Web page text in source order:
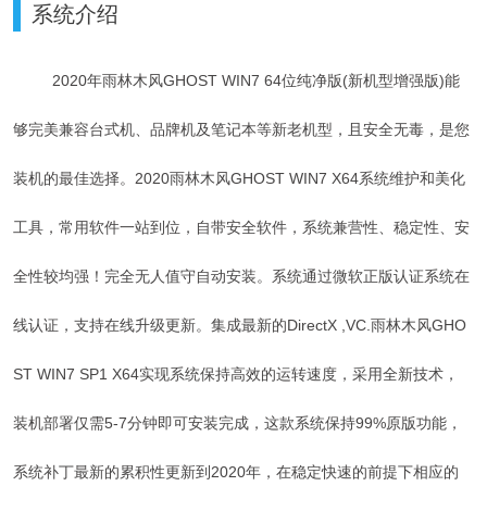
系统介绍
2020年雨林木风GHOST WIN7 64位纯净版(新机型增强版)能
够完美兼容台式机、品牌机及笔记本等新老机型，且安全无毒，是您
装机的最佳选择。2020雨林木风GHOST WIN7 X64系统维护和美化
工具，常用软件一站到位，自带安全软件，系统兼营性、稳定性、安
全性较均强！完全无人值守自动安装。系统通过微软正版认证系统在
线认证，支持在线升级更新。集成最新的DirectX ,VC.雨林木风GHO
ST WIN7 SP1 X64实现系统保持高效的运转速度，采用全新技术，
装机部署仅需5-7分钟即可安装完成，这款系统保持99%原版功能，
系统补丁最新的累积性更新到2020年，在稳定快速的前提下相应的